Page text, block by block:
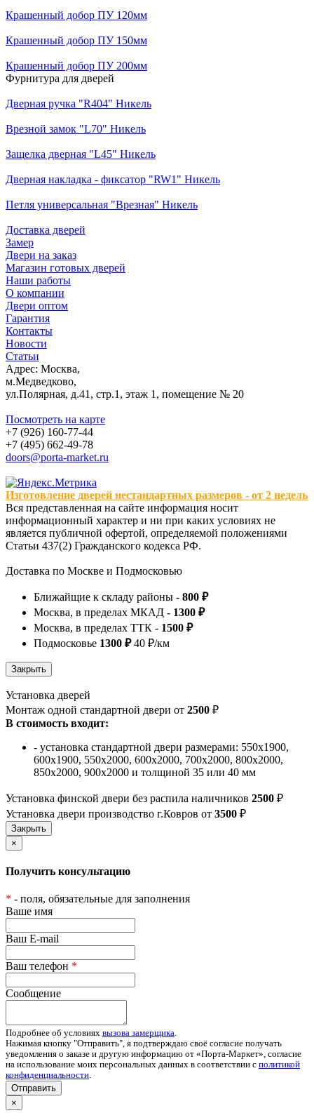
Крашенный добор ПУ 120мм
Крашенный добор ПУ 150мм
Крашенный добор ПУ 200мм
Фурнитура для дверей
Дверная ручка "R404" Никель
Врезной замок "L70" Никель
Защелка дверная "L45" Никель
Дверная накладка - фиксатор "RW1" Никель
Петля универсальная "Врезная" Никель
Доставка дверей
Замер
Двери на заказ
Магазин готовых дверей
Наши работы
О компании
Двери оптом
Гарантия
Контакты
Новости
Статьи
Адрес: Москва,
м.Медведково,
ул.Полярная, д.41, стр.1, этаж 1, помещение № 20
Посмотреть на карте
+7 (926) 160-77-44
+7 (495) 662-49-78
doors@porta-market.ru
Изготовление дверей нестандартных размеров - от 2 недель
Вся представленная на сайте информация носит
информационный характер и ни при каких условиях не
является публичной офертой, определяемой положениями
Статьи 437(2) Гражданского кодекса РФ.
Доставка по Москве и Подмосковью
Ближайщие к складу районы - 800 ₽
Москва, в пределах МКАД - 1300 ₽
Москва, в пределах ТТК - 1500 ₽
Подмосковье 1300 ₽40 ₽/км
Установка дверей
Монтаж одной стандартной двери от 2500 ₽
В стоимость входит:
- установка стандартной двери размерами: 550х1900,
600х1900, 550х2000, 600х2000, 700х2000, 800х2000,
850х2000, 900х2000 и толщиной 35 или 40 мм
Установка финской двери без распила наличников 2500 ₽
Установка двери производство г.Ковров от 3500 ₽
×
Получить консультацию
* - поля, обязательные для заполнения
Ваше имя
Ваш E-mail
Ваш телефон *
Сообщение
Подробнее об условиях вызова замерщика.
Нажимая кнопку "Отправить", я подтверждаю своё согласие получать
уведомления о заказе и другую информацию от «Порта-Маркет», согласие
на использование моих персональных данных в соответствии с политикой
конфиденциальности.
Отправить
×